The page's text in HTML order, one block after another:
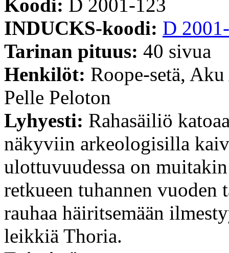
Koodi: D 2001-123
INDUCKS-koodi: D
Tarinan pituus: 40 sivua
Henkilöt: Roope-setä,
Pelle Peloton
Lyhyesti: Rahasäiliö
näkyviin arkeologisilla
ulottuvuudessa on
retkueen tuhannen vuoden
rauhaa häiritsemään
leikkiä Thoria.